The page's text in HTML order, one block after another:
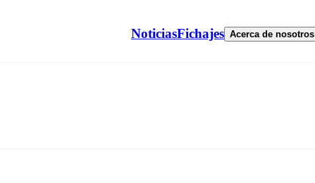
NoticiasFichajes Acerca de nosotros